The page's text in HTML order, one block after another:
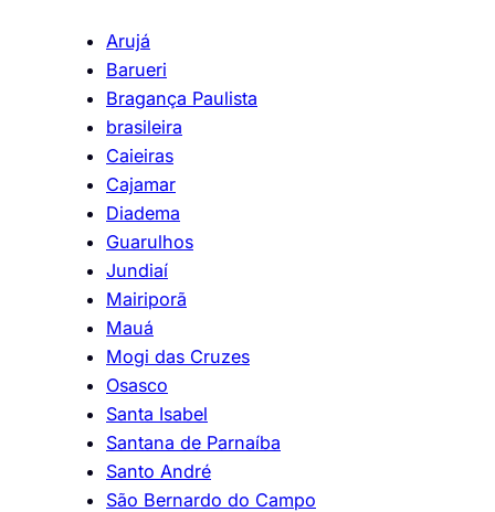
Arujá
Barueri
Bragança Paulista
brasileira
Caieiras
Cajamar
Diadema
Guarulhos
Jundiaí
Mairiporã
Mauá
Mogi das Cruzes
Osasco
Santa Isabel
Santana de Parnaíba
Santo André
São Bernardo do Campo